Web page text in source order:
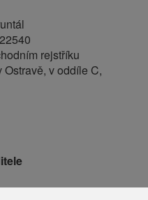
rejstříku
v oddíle C,